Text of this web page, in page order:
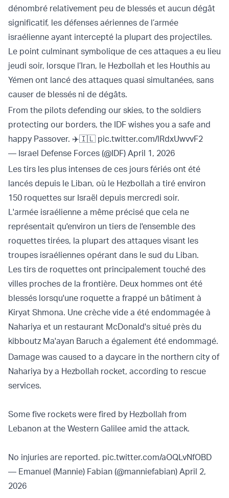
dénombré relativement peu de blessés et aucun dégât
significatif, les défenses aériennes de l’armée
israélienne ayant intercepté la plupart des projectiles.
Le point culminant symbolique de ces attaques a eu lieu
jeudi soir, lorsque l’Iran, le Hezbollah et les Houthis au
Yémen ont lancé des attaques quasi simultanées, sans
causer de blessés ni de dégâts.
From the pilots defending our skies, to the soldiers
protecting our borders, the IDF wishes you a safe and
happy Passover. ✈️🇮🇱 pic.twitter.com/lRdxUwvvF2
— Israel Defense Forces (@IDF) April 1, 2026
Les tirs les plus intenses de ces jours fériés ont été
lancés depuis le Liban, où le Hezbollah a tiré environ
150 roquettes sur Israël depuis mercredi soir.
L'armée israélienne a même précisé que cela ne
représentait qu'environ un tiers de l'ensemble des
roquettes tirées, la plupart des attaques visant les
troupes israéliennes opérant dans le sud du Liban.
Les tirs de roquettes ont principalement touché des
villes proches de la frontière. Deux hommes ont été
blessés lorsqu'une roquette a frappé un bâtiment à
Kiryat Shmona. Une crèche vide a été endommagée à
Nahariya et un restaurant McDonald's situé près du
kibboutz Ma'ayan Baruch a également été endommagé.
Damage was caused to a daycare in the northern city of
Nahariya by a Hezbollah rocket, according to rescue
services.
Some five rockets were fired by Hezbollah from
Lebanon at the Western Galilee amid the attack.
No injuries are reported. pic.twitter.com/aOQLvNfOBD
— Emanuel (Mannie) Fabian (@manniefabian) April 2,
2026